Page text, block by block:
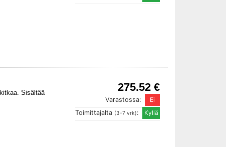
275.52 €
Varastossa:
Toimittajalta (3-7 vrk):
Sisältää